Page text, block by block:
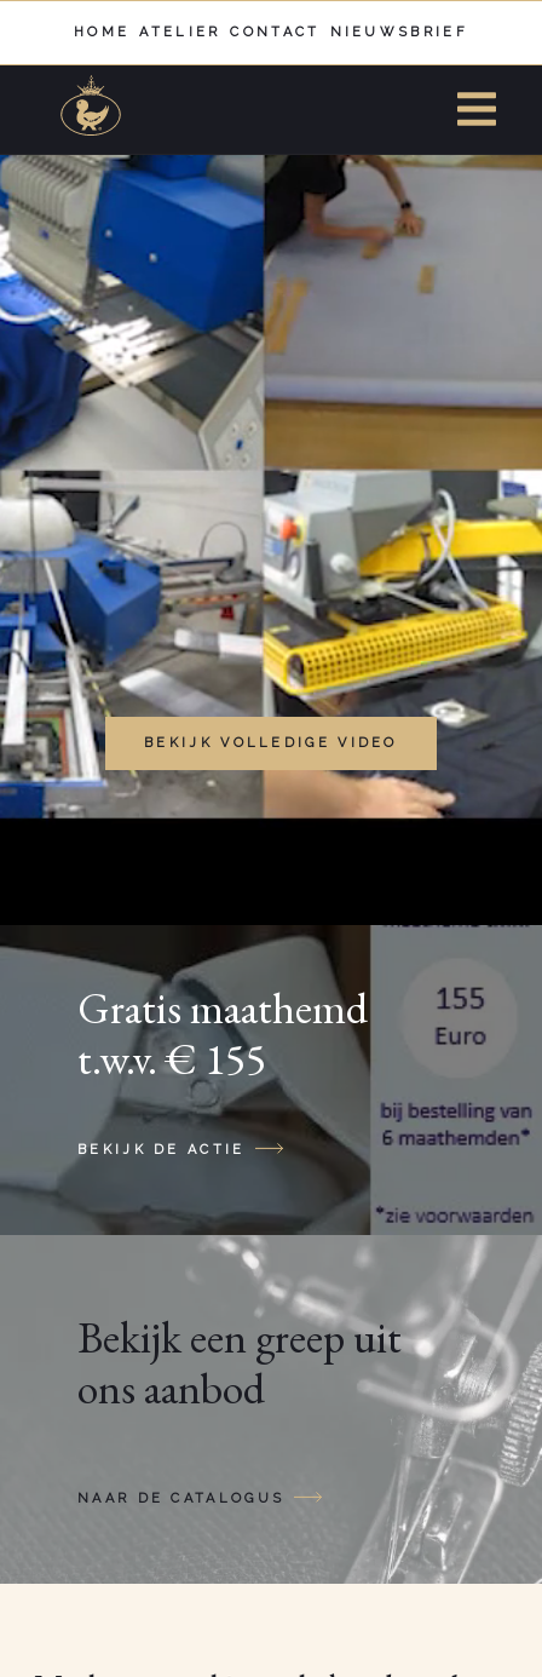
HOME ATELIER CONTACT NIEUWSBRIEF
BEKIJK VOLLEDIGE VIDEO
Een hemd uit onze
collectie of liever
één op maat?
MAATHEMDEN
Gratis maathemd
t.w.v. € 155
BEKIJK DE ACTIE
Bekijk een greep uit
ons aanbod
NAAR DE CATALOGUS